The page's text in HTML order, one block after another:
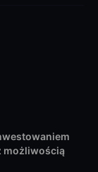
możliwością